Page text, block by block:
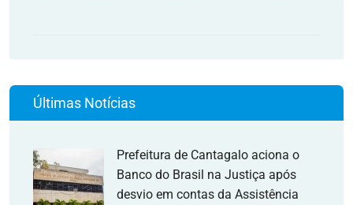
Últimas Notícias
Prefeitura de Cantagalo aciona o
Banco do Brasil na Justiça após
desvio em contas da Assistência